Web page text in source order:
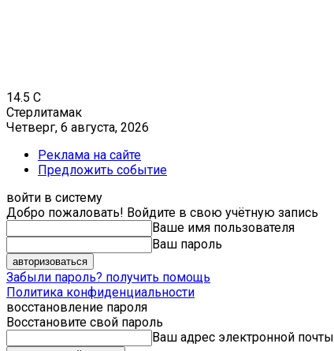
14.5 C
Стерлитамак
Четверг, 6 августа, 2026
Реклама на сайте
Предложить событие
войти в систему
Добро пожаловать! Войдите в свою учётную запись
Ваше имя пользователя
Ваш пароль
Забыли пароль? получить помощь
Политика конфиденциальности
восстановление пароля
Восстановите свой пароль
Ваш адрес электронной почты